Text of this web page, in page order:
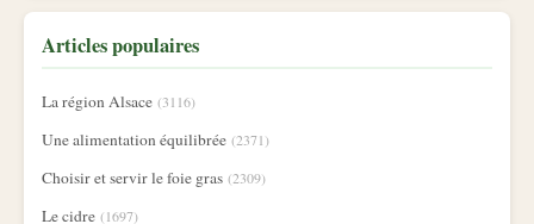
Articles populaires
La région Alsace (3116)
Une alimentation équilibrée (2371)
Choisir et servir le foie gras (2309)
Le cidre (1697)